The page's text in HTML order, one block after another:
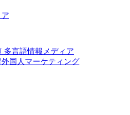
多言語情報メディア
国人マーケティング